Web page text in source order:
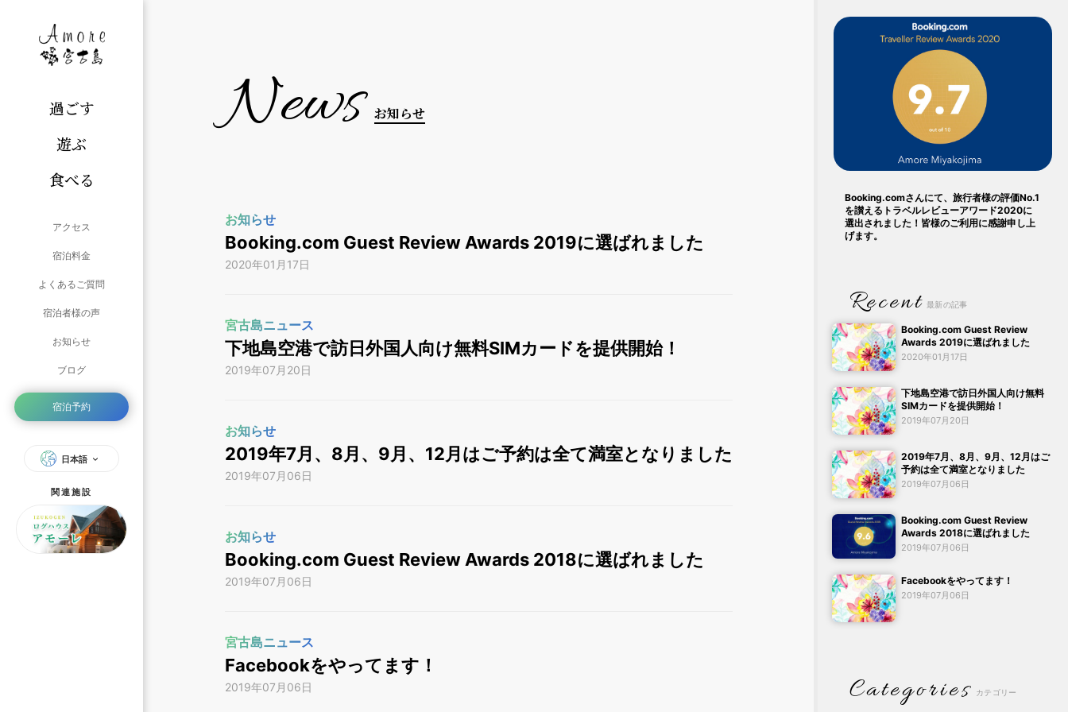
過ごす
遊ぶ
食べる
アクセス
宿泊料金
よくあるご質問
宿泊者様の声
お知らせ
ブログ
宿泊予約
日本語
関連施設
News お知らせ
お知らせ
Booking.com Guest Review Awards 2019に選ばれました
2020年01月17日
宮古島ニュース
下地島空港で訪日外国人向け無料SIMカードを提供開始！
2019年07月20日
お知らせ
2019年7月、8月、9月、12月はご予約は全て満室となりました
2019年07月06日
お知らせ
Booking.com Guest Review Awards 2018に選ばれました
2019年07月06日
宮古島ニュース
Facebookをやってます！
2019年07月06日
Booking.comさんにて、旅行者様の評価No.1
を讃えるトラベルレビューアワード2020に
選出されました！皆様のご利用に感謝申し上
げます。
Recent 最新の記事
Booking.com Guest Review
Awards 2019に選ばれました
2020年01月17日
下地島空港で訪日外国人向け無料
SIMカードを提供開始！
2019年07月20日
2019年7月、8月、9月、12月はご
予約は全て満室となりました
2019年07月06日
Booking.com Guest Review
Awards 2018に選ばれました
2019年07月06日
Facebookをやってます！
2019年07月06日
Categories カテゴリー